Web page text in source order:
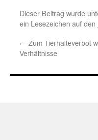
Dieser Beitrag wurde
ein Lesezeichen auf den
← Zum Tierhalteverbot
Verhältnisse